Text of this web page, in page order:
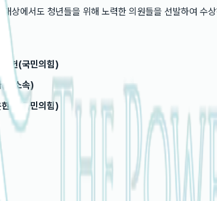
상에서도 청년들을 위해 노력한 의원들을 선발하여 수
헌(국민의힘)
무소속)
홍(국민의힘)